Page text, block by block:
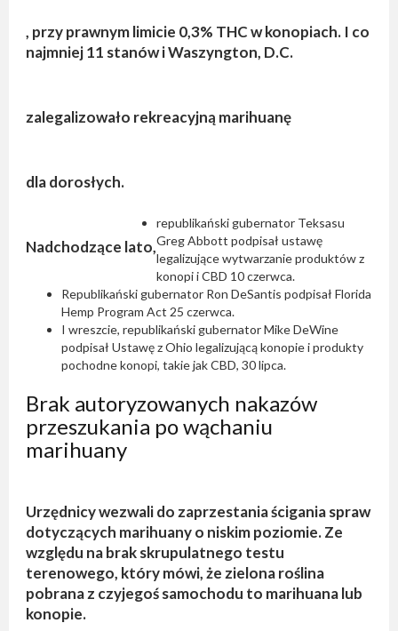
, przy prawnym limicie 0,3% THC w konopiach. I co
najmniej 11 stanów i Waszyngton, D.C.
zalegalizowało rekreacyjną marihuanę
dla dorosłych.
Nadchodzące lato,
republikański gubernator Teksasu
Greg Abbott podpisał ustawę
legalizujące wytwarzanie produktów z
konopi i CBD 10 czerwca.
Republikański gubernator Ron DeSantis podpisał Florida
Hemp Program Act 25 czerwca.
I wreszcie, republikański gubernator Mike DeWine
podpisał Ustawę z Ohio legalizującą konopie i produkty
pochodne konopi, takie jak CBD, 30 lipca.
Brak autoryzowanych nakazów
przeszukania po wąchaniu
marihuany
Urzędnicy wezwali do zaprzestania ścigania spraw
dotyczących marihuany o niskim poziomie. Ze
względu na brak skrupulatnego testu
terenowego, który mówi, że zielona roślina
pobrana z czyjegoś samochodu to marihuana lub
konopie.